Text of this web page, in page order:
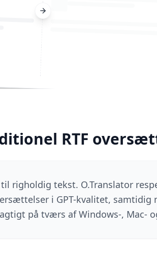
RTF
righoldig tekst. O.Translator
i GPT-kvalitet, samtidig
på tværs af Windows-, Mac-